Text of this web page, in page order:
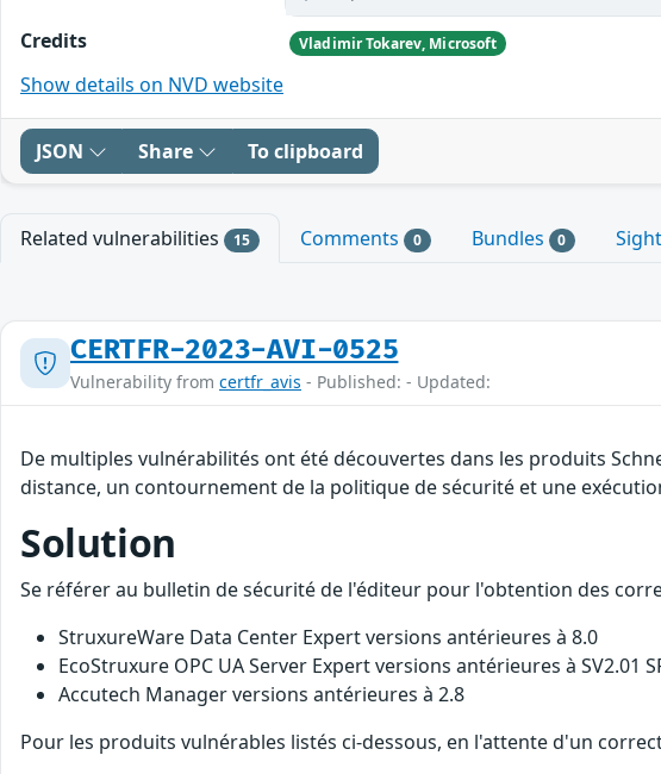
Credits Vladimir Tokarev, Microsoft
Show details on NVD website
JSON Share To clipboard
Related vulnerabilities 15 Comments 0 Bundles 0
CERTFR-2023-AVI-0525
Vulnerability from certfr_avis - Published: - Updated:
De multiples vulnérabilités ont été découvertes dans les produits
distance, un contournement de la politique de sécurité et une
Solution
Se référer au bulletin de sécurité de l'éditeur pour l'obtention des
StruxureWare Data Center Expert versions antérieures à 8.0
EcoStruxure OPC UA Server Expert versions antérieures à SV2.01
Accutech Manager versions antérieures à 2.8
Pour les produits vulnérables listés ci-dessous, en l'attente d'un